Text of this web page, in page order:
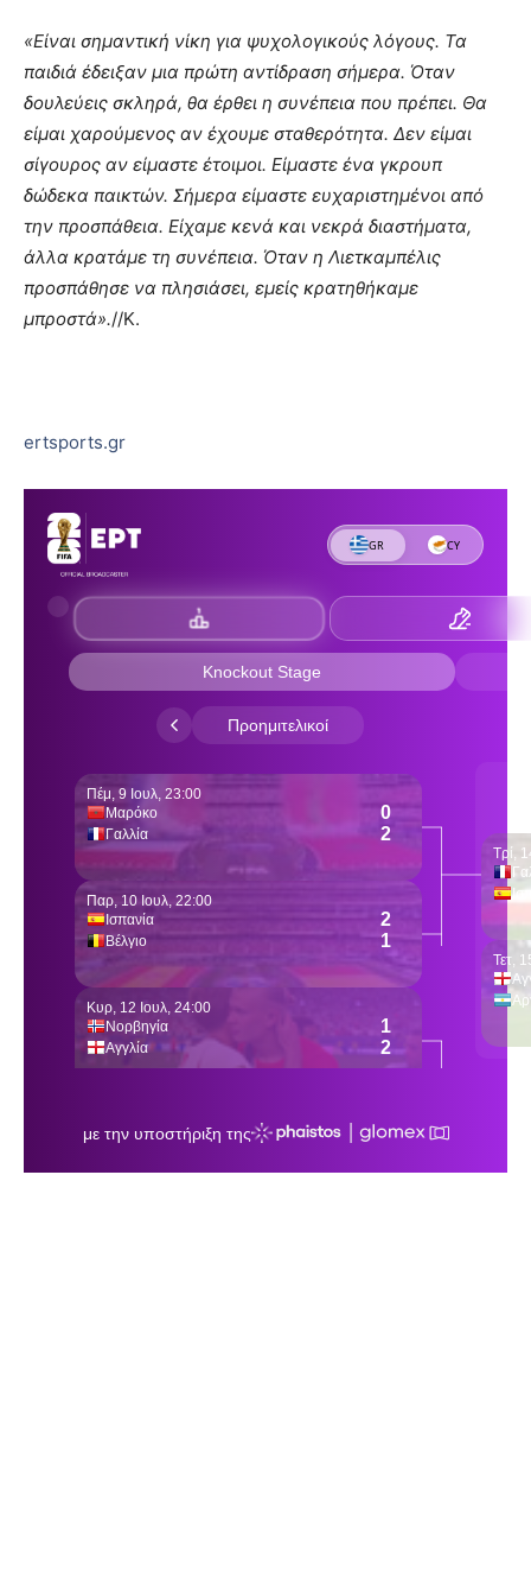
«Eίναι σημαντική νίκη για ψυχολογικούς λόγους. Τα
παιδιά έδειξαν μια πρώτη αντίδραση σήμερα. Όταν
δουλεύεις σκληρά, θα έρθει η συνέπεια που πρέπει. Θα
είμαι χαρούμενος αν έχουμε σταθερότητα. Δεν είμαι
σίγουρος αν είμαστε έτοιμοι. Είμαστε ένα γκρουπ
δώδεκα παικτών. Σήμερα είμαστε ευχαριστημένοι από
την προσπάθεια. Είχαμε κενά και νεκρά διαστήματα,
άλλα κρατάμε τη συνέπεια. Όταν η Λιετκαμπέλις
προσπάθησε να πλησιάσει, εμείς κρατηθήκαμε
μπροστά».//Κ.
ertsports.gr